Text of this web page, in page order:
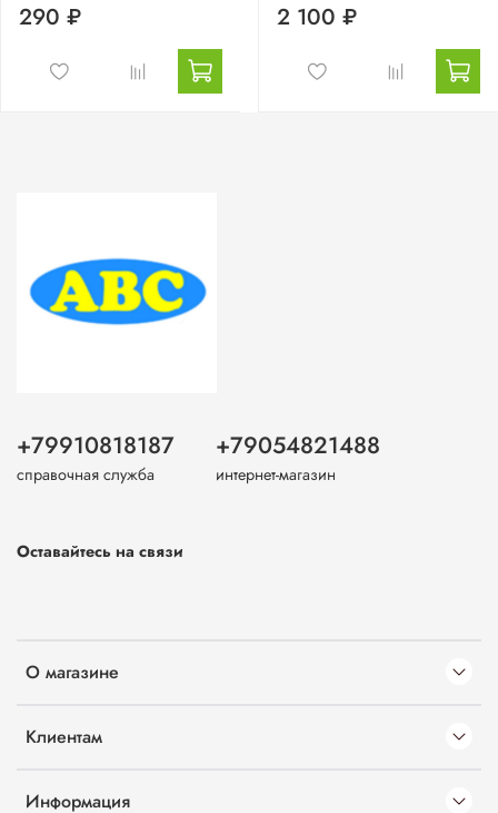
290 ₽ 2 100 ₽
О магазине
Клиентам
Информация
+79910818187
справочная служба
+79054821488
интернет-магазин
Оставайтесь на связи